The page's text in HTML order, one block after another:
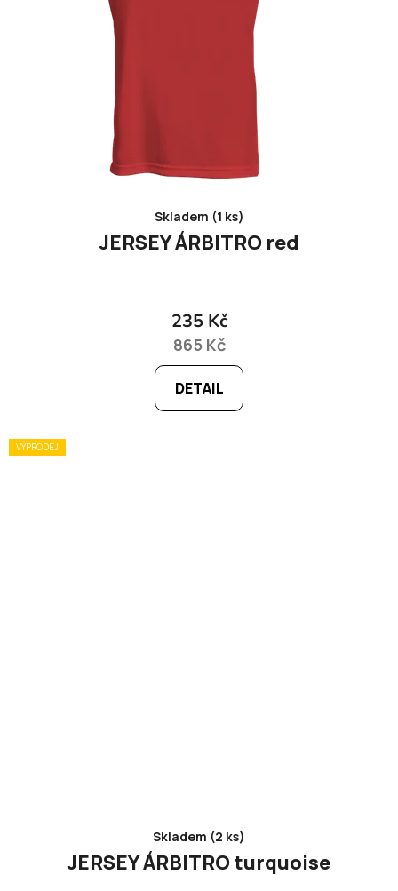
Skladem (1 ks)
JERSEY ÁRBITRO red
235 Kč
865 Kč
DETAIL
VÝPRODEJ
Skladem (2 ks)
JERSEY ÁRBITRO turquoise